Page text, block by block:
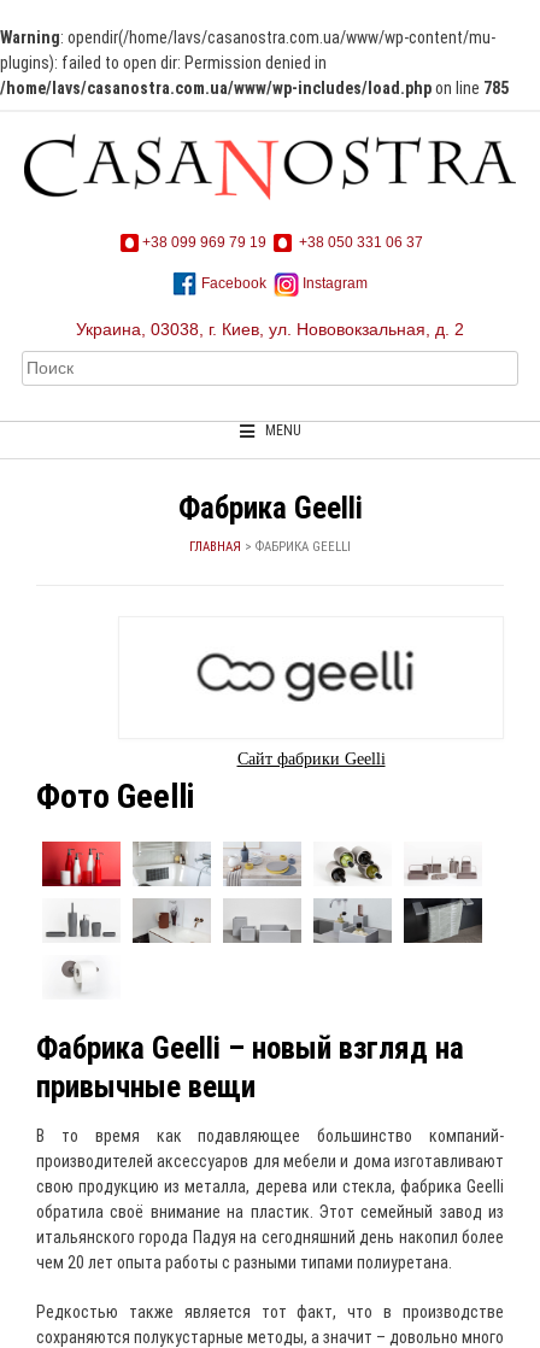
Warning: opendir(/home/lavs/casanostra.com.ua/www/wp-content/mu-
plugins): failed to open dir: Permission denied in
/home/lavs/casanostra.com.ua/www/wp-includes/load.phpon line 785
+38 099 969 79 19 +38 050 331 06 37
Facebook Instagram
Украина, 03038, г. Киев, ул. Нововокзальная, д. 2
MENU
Фабрика Geelli
ГЛАВНАЯ > ФАБРИКА GEELLI
Сайт фабрики Geelli
Фото Geelli
Фабрика Geelli – новый взгляд на
привычные вещи
В то время как подавляющее большинство компаний-
производителей аксессуаров для мебели и дома изготавливают
свою продукцию из металла, дерева или стекла, фабрика Geelli
обратила своё внимание на пластик. Этот семейный завод из
итальянского города Падуя на сегодняшний день накопил более
чем 20 лет опыта работы с разными типами полиуретана.
Редкостью также является тот факт, что в производстве
сохраняются полукустарные методы, а значит – довольно много